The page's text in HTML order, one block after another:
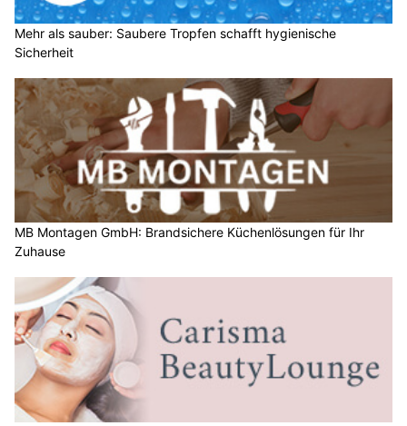
Mehr als sauber: Saubere Tropfen schafft hygienische
Sicherheit
MB Montagen GmbH: Brandsichere Küchenlösungen für Ihr
Zuhause